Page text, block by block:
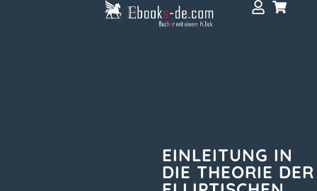
EINLEITUNG IN
DIE THEORIE DER